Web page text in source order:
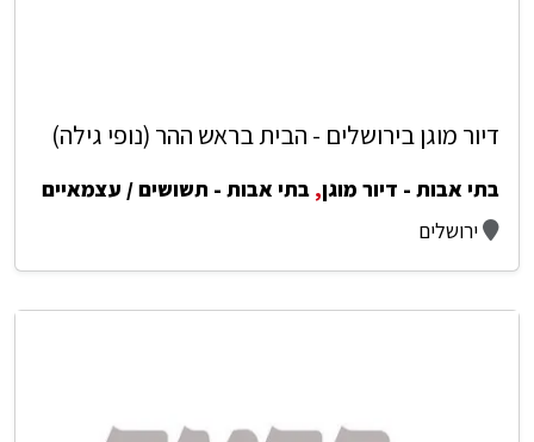
דיור מוגן בירושלים - הבית בראש ההר (נופי גילה)
בתי אבות - דיור מוגן, בתי אבות - תשושים / עצמאיים
ירושלים